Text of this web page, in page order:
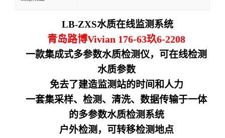
LB-ZXS水质在线监测系统
青岛路博Vivian 176-63玖6-2208
一款集成式多参数水质检测仪，可在线检测
水质参数
免去了建造监测站的时间和人力
一套集采样、检测、清洗、数据传输于一体
的多参数水质检测系统
户外检测，可转移检测地点